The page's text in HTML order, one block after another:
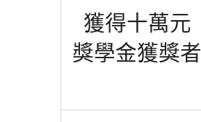
獲得十萬元
獎學金獲獎者